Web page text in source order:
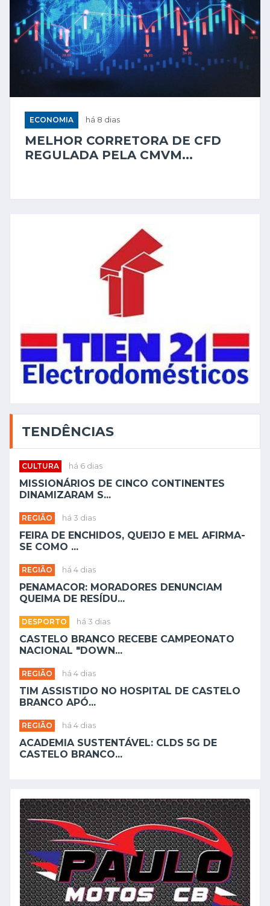
ECONOMIA há 8 dias
MELHOR CORRETORA DE CFD
REGULADA PELA CMVM...
TENDÊNCIAS
CULTURA há 6 dias
MISSIONÁRIOS DE CINCO CONTINENTES
DINAMIZARAM S...
REGIÃO há 3 dias
FEIRA DE ENCHIDOS, QUEIJO E MEL AFIRMA-
SE COMO ...
REGIÃO há 4 dias
PENAMACOR: MORADORES DENUNCIAM
QUEIMA DE RESÍDU...
DESPORTO há 3 dias
CASTELO BRANCO RECEBE CAMPEONATO
NACIONAL "DOWN...
REGIÃO há 4 dias
TIM ASSISTIDO NO HOSPITAL DE CASTELO
BRANCO APÓ...
REGIÃO há 4 dias
ACADEMIA SUSTENTÁVEL: CLDS 5G DE
CASTELO BRANCO...